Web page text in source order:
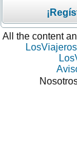
All the content